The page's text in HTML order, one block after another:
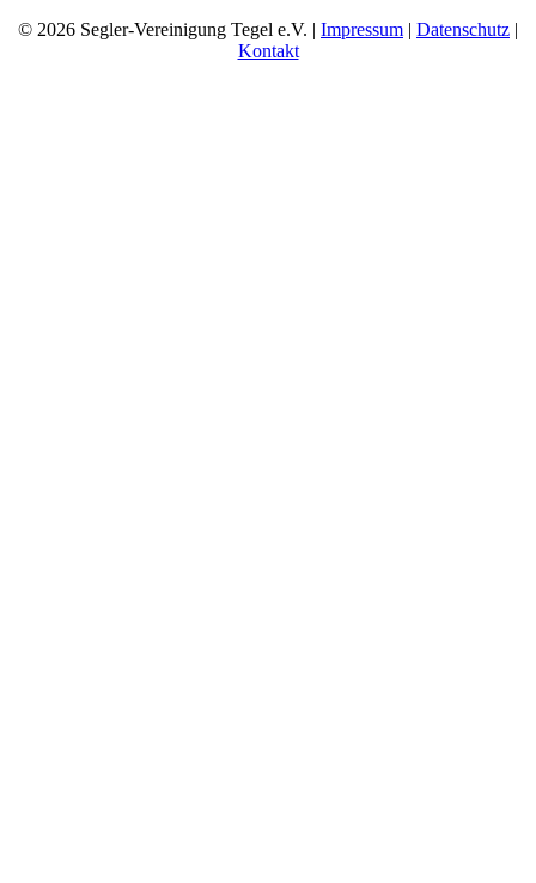
© 2026 Segler-Vereinigung Tegel e.V. | Impressum | Datenschutz |
Kontakt